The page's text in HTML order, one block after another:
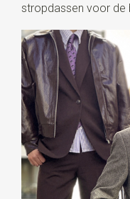
stropdassen voor de